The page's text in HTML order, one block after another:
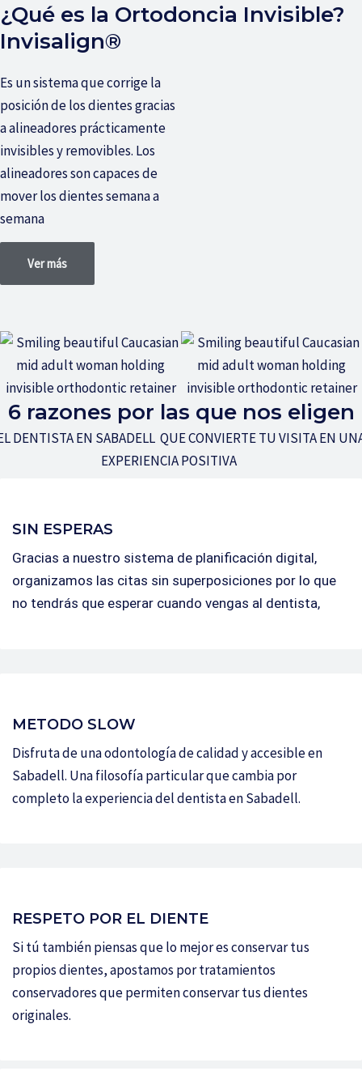
¿Qué es la Ortodoncia Invisible?
Invisalign®
Es un sistema que corrige la
posición de los dientes gracias
a alineadores prácticamente
invisibles y removibles. Los
alineadores son capaces de
mover los dientes semana a
semana
Ver más
6 razones por las que nos eligen
DENTISTA EN SABADELL QUE CONVIERTE TU VISITA EN
EXPERIENCIA POSITIVA
SIN ESPERAS
Gracias a nuestro sistema de planificación digital,
organizamos las citas sin superposiciones por lo que
no tendrás que esperar cuando vengas al dentista,
METODO SLOW
Disfruta de una odontología de calidad y accesible en
Sabadell. Una filosofía particular que cambia por
completo la experiencia del dentista en Sabadell.
RESPETO POR EL DIENTE
Si tú también piensas que lo mejor es conservar tus
propios dientes, apostamos por tratamientos
conservadores que permiten conservar tus dientes
originales.